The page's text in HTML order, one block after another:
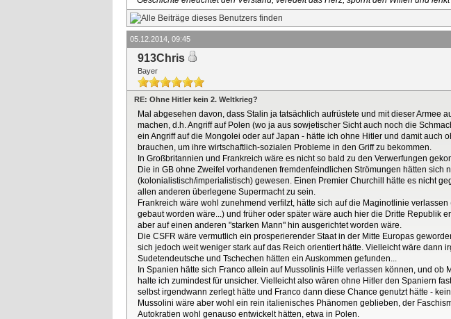
05.12.2014, 09:45
913Chris
Bayer
RE: Ohne Hitler kein 2. Weltkrieg?
Mal abgesehen davon, dass Stalin ja tatsächlich aufrüstete und mit dieser
machen, d.h. Angriff auf Polen (wo ja aus sowjetischer Sicht auch noch die
ein Angriff auf die Mongolei oder auf Japan - hätte ich ohne Hitler und damit
brauchen, um ihre wirtschaftlich-sozialen Probleme in den Griff zu bekommen.
In Großbritannien und Frankreich wäre es nicht so bald zu den Verwerfungen
Die in GB ohne Zweifel vorhandenen fremdenfeindlichen Strömungen hätten
(kolonialistisch/imperialistisch) gewesen. Einen Premier Churchill hätte es nicht
allen anderen überlegene Supermacht zu sein.
Frankreich wäre wohl zunehmend verfilzt, hätte sich auf die Maginotlinie
gebaut worden wäre...) und früher oder später wäre auch hier die Dritte Republik
aber auf einen anderen "starken Mann" hin ausgerichtet worden wäre.
Die CSFR wäre vermutlich ein prosperierender Staat in der Mitte Europas
sich jedoch weit weniger stark auf das Reich orientiert hätte. Vielleicht wäre
Sudetendeutsche und Tschechen hätten ein Auskommen gefunden...
In Spanien hätte sich Franco allein auf Mussolinis Hilfe verlassen können, und
halte ich zumindest für unsicher. Vielleicht also wären ohne Hitler den Spaniern
selbst irgendwann zerlegt hätte und Franco dann diese Chance genutzt hätte -
Mussolini wäre aber wohl ein rein italienisches Phänomen geblieben, der
Autokratien wohl genauso entwickelt hätten, etwa in Polen.